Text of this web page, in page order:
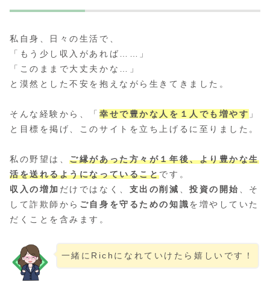
私自身、日々の生活で、
「もう少し収入があれば……」
「このままで大丈夫かな…」
と漠然とした不安を抱えながら生きてきました。
そんな経験から、「幸せで豊かな人を１人でも増やす 」
と目標を掲げ、このサイトを立ち上げるに至りました。
私の野望は、ご縁があった方々が１年後、より豊かな生
活を送れるようになっていることです。
収入の増加 だけではなく、 支出の削減 、投資の開始 、そ
して詐欺師から ご自身を守るための知識を増やしていた
だくことを含みます。
一緒にRichになれていけたら嬉しいです！